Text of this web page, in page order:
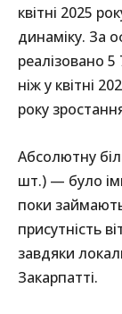
квітні 2025
динаміку. За
реалізовано
ніж у квітні
року
Абсолютну
шт.) — було
поки
присутність
завдяки
Закарпатті.